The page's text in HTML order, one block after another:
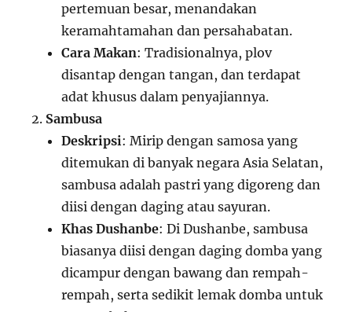
pertemuan besar, menandakan
keramahtamahan dan persahabatan.
Cara Makan: Tradisionalnya, plov
disantap dengan tangan, dan terdapat
adat khusus dalam penyajiannya.
Sambusa
Deskripsi: Mirip dengan samosa yang
ditemukan di banyak negara Asia Selatan,
sambusa adalah pastri yang digoreng dan
diisi dengan daging atau sayuran.
Khas Dushanbe: Di Dushanbe, sambusa
biasanya diisi dengan daging domba yang
dicampur dengan bawang dan rempah-
rempah, serta sedikit lemak domba untuk